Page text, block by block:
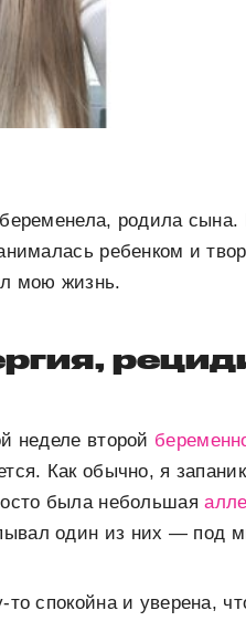
родила
ребенком и
мою жизнь.
неделе второй
Как обычно, я
была небольшая
один из них — под
спокойна и уверена,